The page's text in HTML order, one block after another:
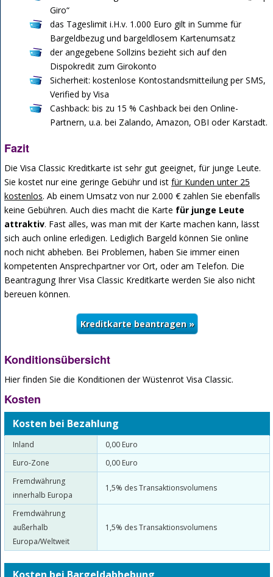
Giro“
das Tageslimit i.H.v. 1.000 Euro gilt in Summe für
Bargeldbezug und bargeldlosem Kartenumsatz
der angegebene Sollzins bezieht sich auf den
Dispokredit zum Girokonto
Sicherheit: kostenlose Kontostandsmitteilung per SMS,
Verified by Visa
Cashback: bis zu 15 % Cashback bei den Online-
Partnern, u.a. bei Zalando, Amazon, OBI oder Karstadt.
Fazit
Die Visa Classic Kreditkarte ist sehr gut geeignet, für junge Leute.
Sie kostet nur eine geringe Gebühr und ist für Kunden unter 25
kostenlos. Ab einem Umsatz von nur 2.000 € zahlen Sie ebenfalls
keine Gebühren. Auch dies macht die Karte für junge Leute
attraktiv. Fast alles, was man mit der Karte machen kann, lässt
sich auch online erledigen. Lediglich Bargeld können Sie online
noch nicht abheben. Bei Problemen, haben Sie immer einen
kompetenten Ansprechpartner vor Ort, oder am Telefon. Die
Beantragung Ihrer Visa Classic Kreditkarte werden Sie also nicht
bereuen können.
Konditionsübersicht
Hier finden Sie die Konditionen der Wüstenrot Visa Classic.
Kosten
Kosten bei Bezahlung
Inland
0,00 Euro
Euro-Zone
0,00 Euro
Fremdwährung
innerhalb Europa
1,5% des Transaktionsvolumens
Fremdwährung
außerhalb
Europa/Weltweit
1,5% des Transaktionsvolumens